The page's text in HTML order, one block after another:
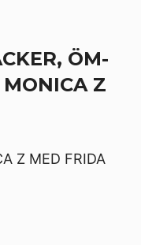
ÖM-
Z
Z MED FRIDA